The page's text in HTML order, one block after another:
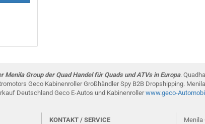
Menila Group der Quad Handel für Quads und ATVs in Europa.
Geco Kabinenroller Großhändler Spy B2B Dropshipping.
Deutschland Geco E-Autos und Kabinenrollerwww.geco-
KONTAKT / SERVICE
Menila